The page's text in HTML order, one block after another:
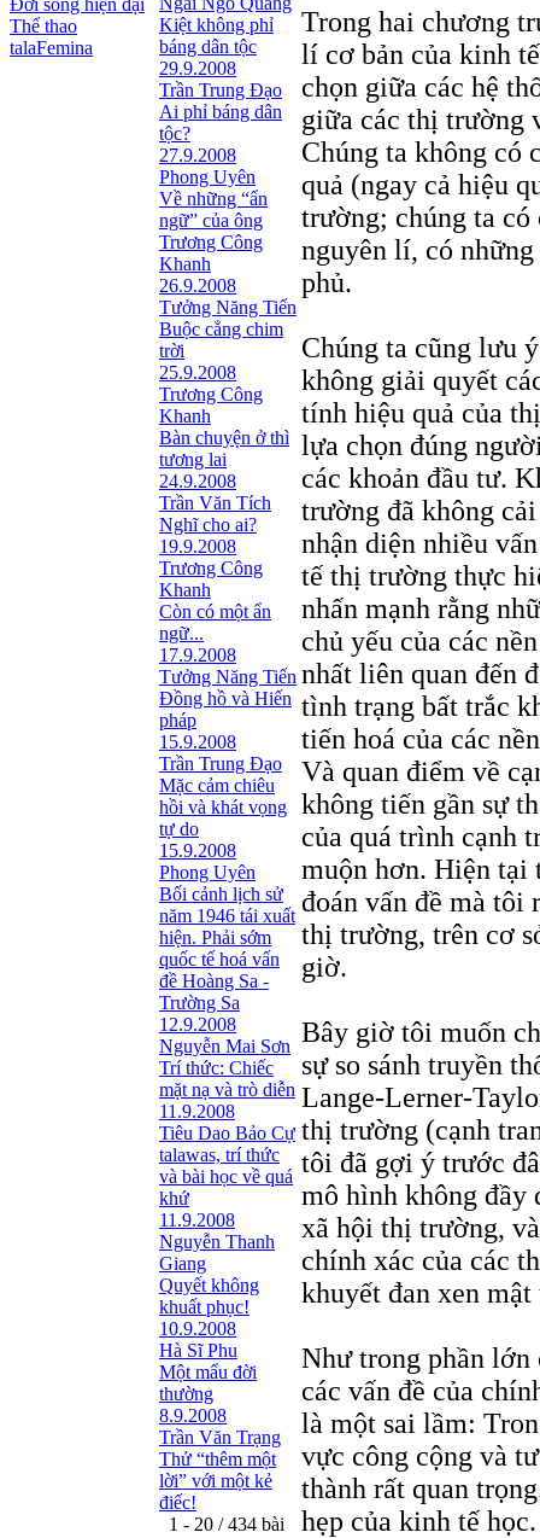
Đời sống hiện đại
Thể thao
talaFemina
Kiệt không phỉ
báng dân tộc
29.9.2008
Trần Trung Đạo
Ai phỉ báng dân
tộc?
27.9.2008
Phong Uyên
Về những “ẩn
ngữ” của ông
Trương Công
Khanh
26.9.2008
Tưởng Năng Tiến
Buộc cẳng chim
trời
25.9.2008
Trương Công
Khanh
Bàn chuyện ở thì
tương lai
24.9.2008
Trần Văn Tích
Nghĩ cho ai?
19.9.2008
Trương Công
Khanh
Còn có một ẩn
ngữ...
17.9.2008
Tưởng Năng Tiến
Đồng hồ và Hiến
pháp
15.9.2008
Trần Trung Đạo
Mặc cảm chiêu
hồi và khát vọng
tự do
15.9.2008
Phong Uyên
Bối cảnh lịch sử
năm 1946 tái xuất
hiện. Phải sớm
quốc tế hoá vấn
đề Hoàng Sa -
Trường Sa
12.9.2008
Nguyễn Mai Sơn
Trí thức: Chiếc
mặt nạ và trò diễn
11.9.2008
Tiêu Dao Bảo Cự
talawas, trí thức
và bài học về quá
khứ
11.9.2008
Nguyễn Thanh
Giang
Quyết không
khuất phục!
10.9.2008
Hà Sĩ Phu
Một mẩu đời
thường
8.9.2008
Trần Văn Trạng
Thử “thêm một
lời” với một kẻ
điếc!
1 - 20 / 434 bài
Trong hai chương
lí cơ bản của kinh
chọn giữa các hệ
giữa các thị trường
Chúng ta không có
quả (ngay cả hiệu
trường; chúng ta
nguyên lí, có
phủ.
Chúng ta cũng lưu
không giải quyết
tính hiệu quả của
lựa chọn đúng
các khoản đầu tư.
trường đã không
nhận diện nhiều
tế thị trường thực
nhấn mạnh rằng
chủ yếu của các
nhất liên quan đến
tình trạng bất trắc
tiến hoá của các
Và quan điểm về
không tiến gần sự
của quá trình cạnh
muộn hơn. Hiện tại
đoán vấn đề mà tôi
thị trường, trên cơ
giờ.
Bây giờ tôi muốn
sự so sánh truyền
Lange-Lerner-
thị trường (cạnh
tôi đã gợi ý trước
mô hình không đầy
xã hội thị trường,
chính xác của các
khuyết đan xen
Như trong phần lớn
các vấn đề của
là một sai lầm:
vực công cộng và
thành rất quan
hẹp của kinh tế học.